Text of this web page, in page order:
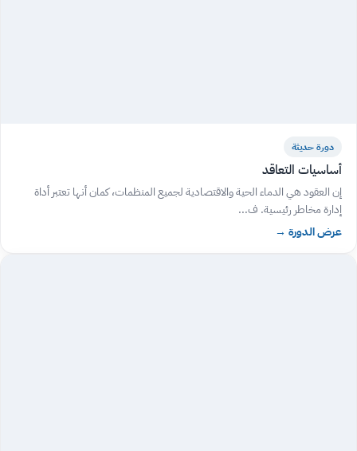
دورة حديثة
أساسيات التعاقد
إن العقود هي الدماء الحية والاقتصادية لجميع المنظمات، كمان أنها تعتبر أداة
إدارة مخاطر رئيسية. ف...
عرض الدورة →